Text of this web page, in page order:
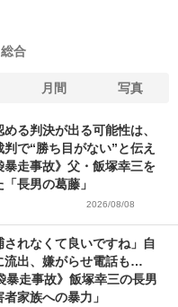
総合
月間 写真
める判決が出る可能性は、
で“勝ち目がない”と伝え
走事故》父・飯塚幸三を
長男の葛藤」
2026/08/08
されなくて良いですね」自
流出、嫌がらせ電話も…
暴走事故》飯塚幸三の長男
家族への暴力」